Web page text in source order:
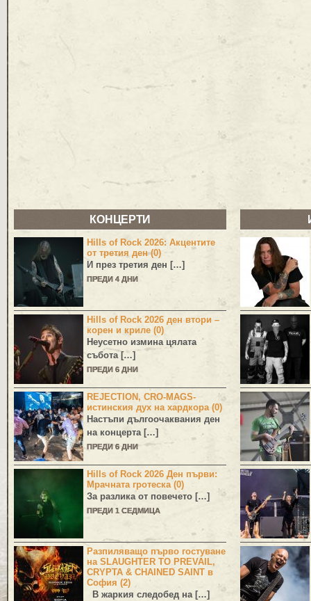
КОНЦЕРТИ
Hills of Rock 2026: Акцентите
от третия ден (0)
И през третия ден […]
ПРЕДИ 4 ДНИ
Hills of Rock 2026 ден втори –
корен и криле (0)
Неусетно измина цялата
събота […]
ПРЕДИ 6 ДНИ
REJECTION, CRO-MAGS-
истинския дух на хардкора (0)
Настъпи дългоочаквания ден
на концерта […]
ПРЕДИ 6 ДНИ
Hills of Rock 2026 Ден първи:
Мрачната гротеска (0)
За разлика от повечето […]
ПРЕДИ 1 СЕДМИЦА
Разпиляващо първо гостуване
на SLAUGHTER TO PREVAIL,
CRYPTA & CHAINED SAINT в
София (2)
В жаркия следобед на […]